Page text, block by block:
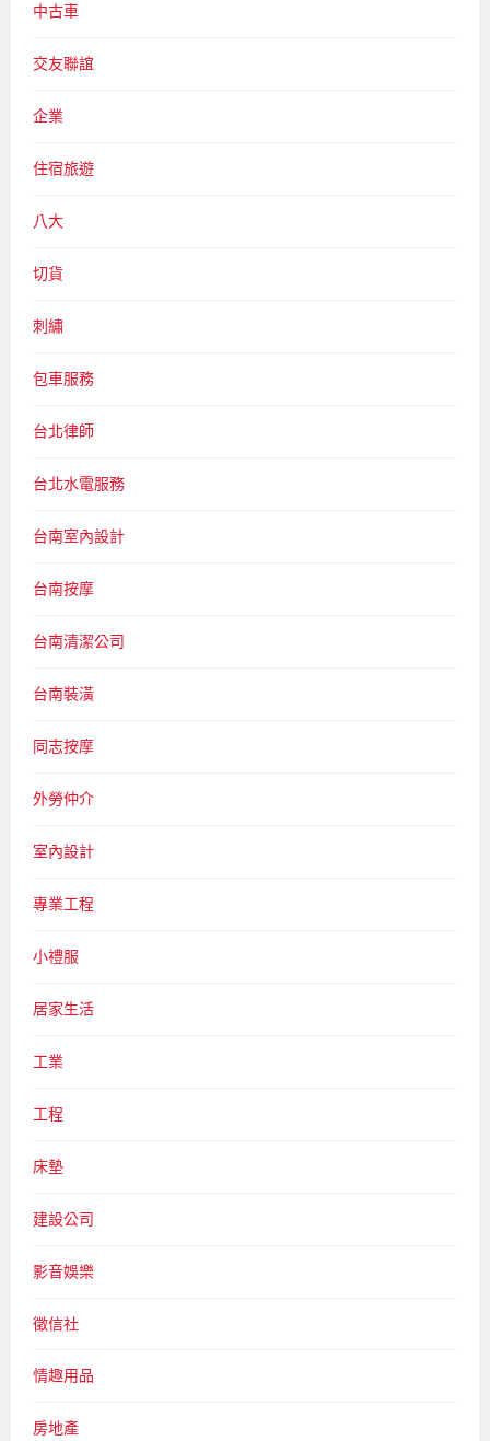
中古車
交友聯誼
企業
住宿旅遊
八大
切貨
刺繡
包車服務
台北律師
台北水電服務
台南室內設計
台南按摩
台南清潔公司
台南裝潢
同志按摩
外勞仲介
室內設計
專業工程
小禮服
居家生活
工業
工程
床墊
建設公司
影音娛樂
徵信社
情趣用品
房地產